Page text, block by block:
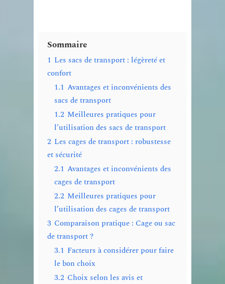
Sommaire
1 Les sacs de transport : légèreté et
confort
1.1 Avantages et inconvénients des
sacs de transport
1.2 Meilleures pratiques pour
l’utilisation des sacs de transport
2 Les cages de transport : robustesse
et sécurité
2.1 Avantages et inconvénients des
cages de transport
2.2 Meilleures pratiques pour
l’utilisation des cages de transport
3 Comparaison pratique : Cage ou sac
de transport ?
3.1 Facteurs à considérer pour faire
le bon choix
3.2 Choix selon les avis et